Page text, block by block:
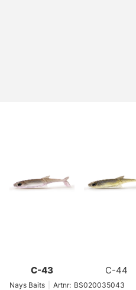
C-43 C-44
Nays Baits Artnr: BS020035043